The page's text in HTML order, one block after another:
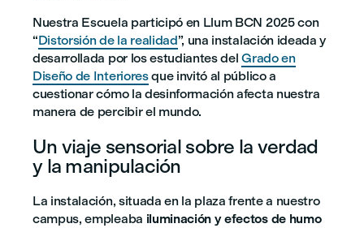
Nuestra Escuela participó en Llum BCN 2025 con
“Distorsión de la realidad”, una instalación ideada y
desarrollada por los estudiantes delGrado en
Diseño de Interioresque invitó al público a
cuestionar cómo la desinformación afecta nuestra
manera de percibir el mundo.
Un viaje sensorial sobre la verdad
y la manipulación
La instalación, situada en la plaza frente a nuestro
campus, empleaba iluminación y efectos de humo